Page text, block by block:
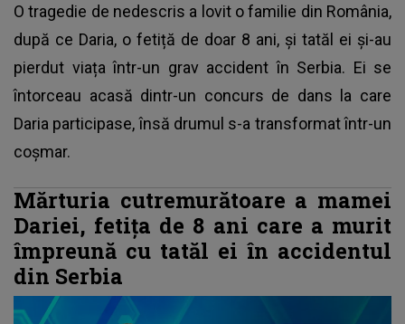
O tragedie de nedescris a lovit o familie din România,
după ce Daria, o fetiță de doar 8 ani, și tatăl ei și-au
pierdut viața într-un grav accident în Serbia. Ei se
întorceau acasă dintr-un concurs de dans la care
Daria participase, însă drumul s-a transformat într-un
coșmar.
Mărturia cutremurătoare a mamei
Dariei, fetița de 8 ani care a murit
împreună cu tatăl ei în accidentul
din Serbia